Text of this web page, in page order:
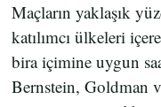
Maçların yaklaşık
katılımcı ülkeleri
bira içimine uygun
Bernstein, Goldman